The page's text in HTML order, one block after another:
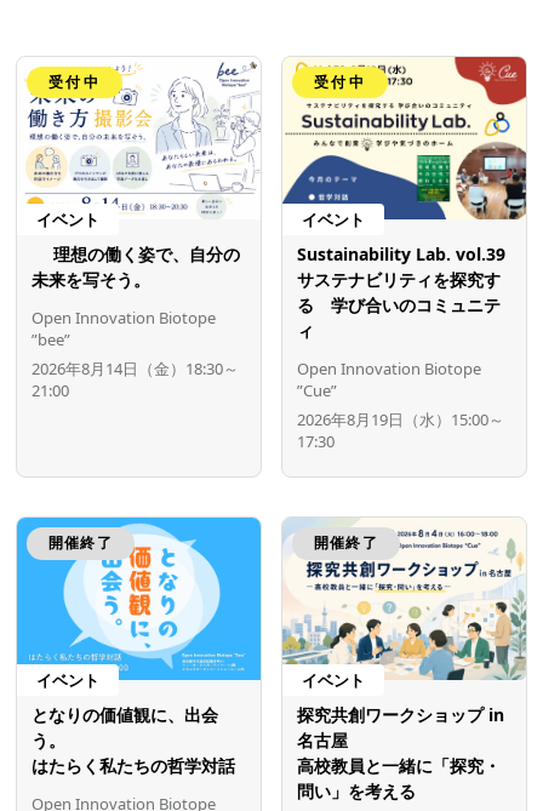
受付中
イベント
理想の働く姿で、自分の
未来を写そう。
Open Innovation Biotope
”bee”
2026年8月14日（金）18:30～
21:00
受付中
イベント
Sustainability Lab. vol.39
サステナビリティを探究す
る 学び合いのコミュニテ
ィ
Open Innovation Biotope
”Cue”
2026年8月19日（水）15:00～
17:30
開催終了
イベント
となりの価値観に、出会
う。
はたらく私たちの哲学対話
Open Innovation Biotope
開催終了
イベント
探究共創ワークショップ in
名古屋
高校教員と一緒に「探究・
問い」を考える